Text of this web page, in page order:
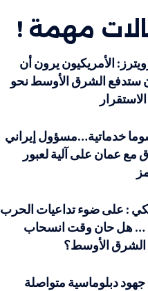
مهمة !
الأمريكيون يرون أن
ستدفع الشرق الأوسط نحو
خدماتية…مسؤول إيراني
مع عمان على آلية لعبور
: على ضوء تداعيات الحرب
… هل حان وقت انسحاب
الشرق الأوسط؟
جهود دبلوماسية متواصلة